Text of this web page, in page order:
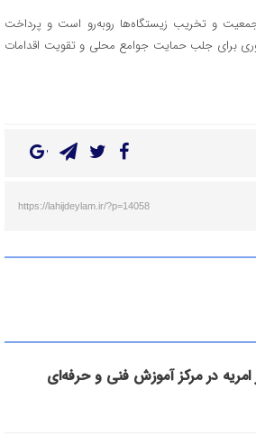
و تخریب زیستگاه‌ها روبه‌رو است و پرداخت
برای جلب حمایت جوامع محلی و تقویت اقدامات
https://lahijdeylam.ir/?p=14058
در مرکز آموزش فنی و حرفه‌ای